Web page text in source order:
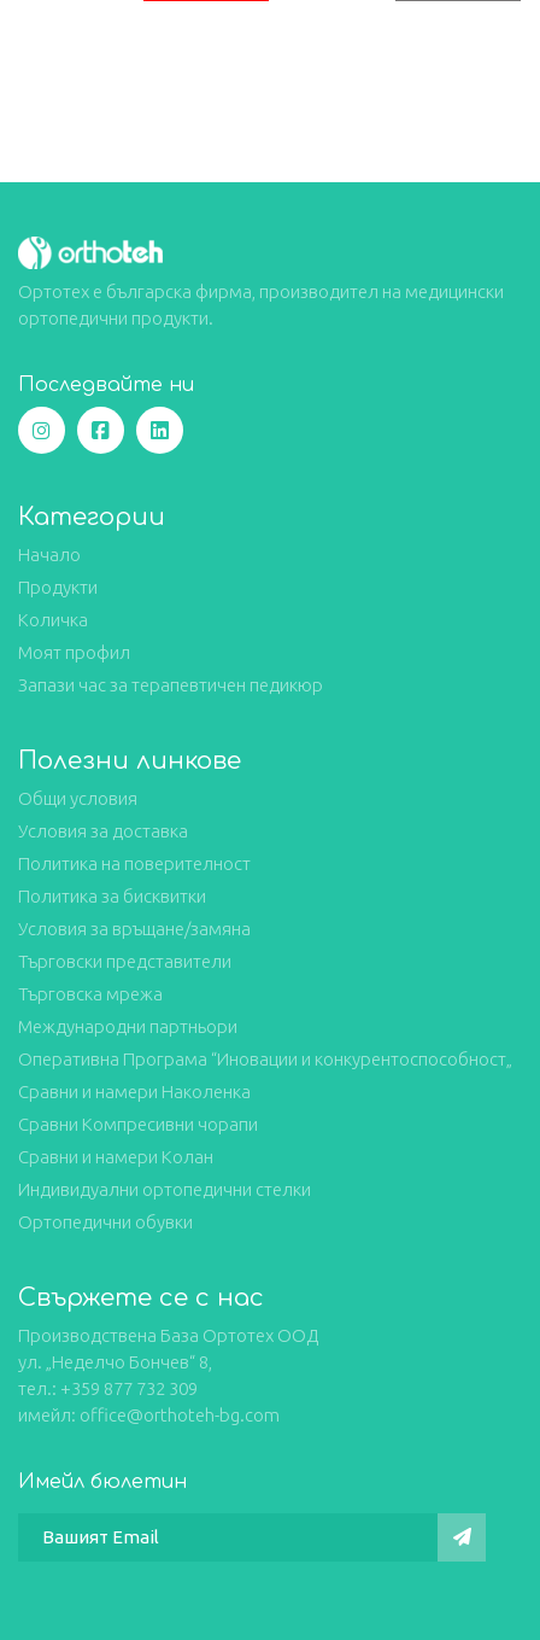
Ортотех е българска фирма, производител на медицински
ортопедични продукти.
Последвайте ни
Категории
Начало
Продукти
Количка
Моят профил
Запази час за терапевтичен педикюр
Полезни линкове
Общи условия
Условия за доставка
Политика на поверителност
Политика за бисквитки
Условия за връщане/замяна
Търговски представители
Търговска мрежа
Международни партньори
Оперативна Програма “Иновации и конкурентоспособност„
Сравни и намери Наколенка
Сравни Компресивни чорапи
Сравни и намери Колан
Индивидуални ортопедични стелки
Ортопедични обувки
Свържете се с нас
Производствена База Ортотех ООД
ул. „Неделчо Бончев“ 8,
тел.: +359 877 732 309
имейл: office@orthoteh-bg.com
Имейл бюлетин